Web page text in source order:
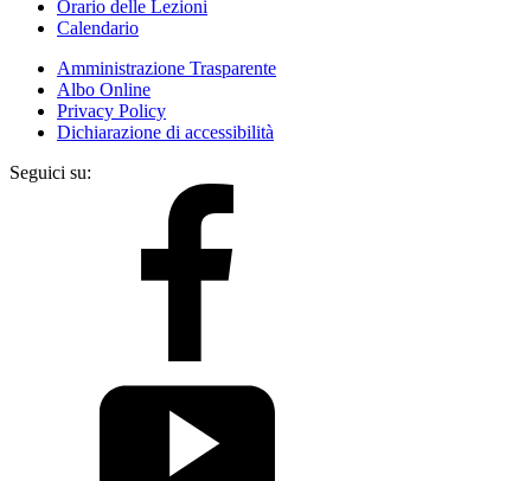
Orario delle Lezioni
Calendario
Amministrazione Trasparente
Albo Online
Privacy Policy
Dichiarazione di accessibilità
Seguici su: